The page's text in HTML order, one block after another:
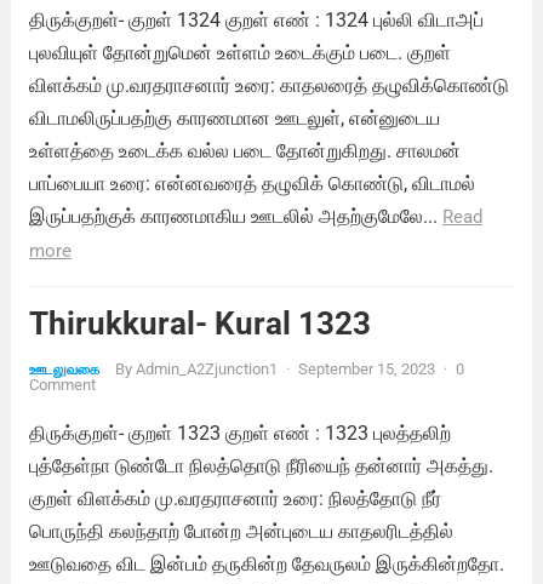
திருக்குறள்- குறள் 1324 குறள் எண் : 1324 புல்லி விடாஅப்
புலவியுள் தோன்றுமென் உள்ளம் உடைக்கும் படை. குறள்
விளக்கம் மு.வரதராசனார் உரை: காதலரைத் தழுவிக்கொண்டு
விடாமலிருப்பதற்கு காரணமான ஊடலுள், என்னுடைய
உள்ளத்தை உடைக்க வல்ல படை தோன்றுகிறது. சாலமன்
பாப்பையா உரை: என்னவரைத் தழுவிக் கொண்டு, விடாமல்
இருப்பதற்குக் காரணமாகிய ஊடலில் அதற்குமேலே... Read
more
Thirukkural- Kural 1323
ஊடலுவகை By Admin_A2Zjunction1 · September 15, 2023 · 0
Comment
திருக்குறள்- குறள் 1323 குறள் எண் : 1323 புலத்தலிற்
புத்தேள்நா டுண்டோ நிலத்தொடு நீரியைந் தன்னார் அகத்து.
குறள் விளக்கம் மு.வரதராசனார் உரை: நிலத்தோடு நீர்
பொருந்தி கலந்தாற் போன்ற அன்புடைய காதலரிடத்தில்
ஊடுவதை விட இன்பம் தருகின்ற தேவருலம் இருக்கின்றதோ.